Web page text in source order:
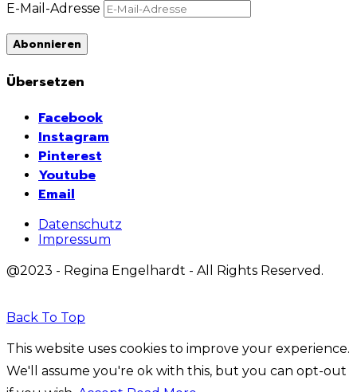
E-Mail-Adresse
Abonnieren
Übersetzen
Facebook
Instagram
Pinterest
Youtube
Email
Datenschutz
Impressum
@2023 - Regina Engelhardt - All Rights Reserved.
Back To Top
This website uses cookies to improve your experience.
We'll assume you're ok with this, but you can opt-out